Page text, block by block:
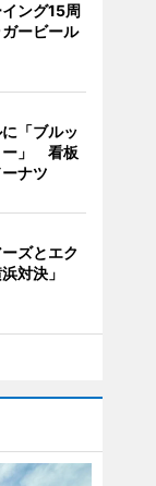
ング15周
ービール
「ブルッ
ー」 看板
ナツ
ズとエク
浜対決」